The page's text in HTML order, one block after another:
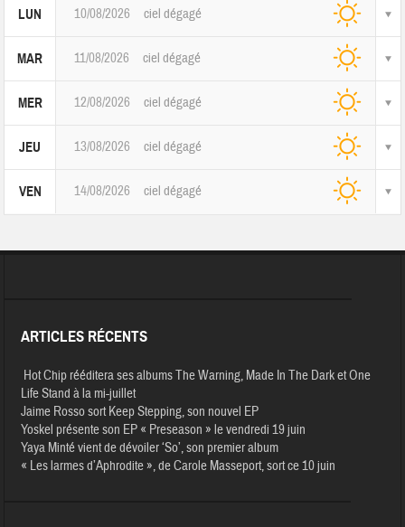
LUN 10/08/2026 ciel dégagé
MAR 11/08/2026 ciel dégagé
MER 12/08/2026 ciel dégagé
JEU 13/08/2026 ciel dégagé
VEN 14/08/2026 ciel dégagé
ARTICLES RÉCENTS
Hot Chip rééditera ses albums The Warning, Made In The Dark et One
Life Stand à la mi-juillet
Jaime Rosso sort Keep Stepping, son nouvel EP
Yoskel présente son EP « Preseason » le vendredi 19 juin
Yaya Minté vient de dévoiler ‘So’, son premier album
« Les larmes d’Aphrodite », de Carole Masseport, sort ce 10 juin